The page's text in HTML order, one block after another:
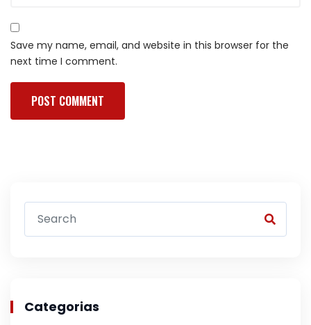
Save my name, email, and website in this browser for the
next time I comment.
Categorias